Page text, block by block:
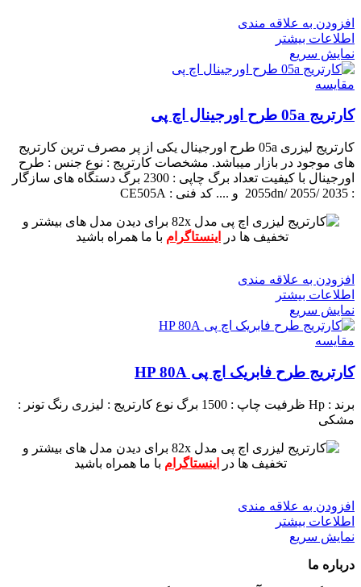
افزودن به علاقه مندی
اطلاعات بیشتر
نمایش سریع
مقايسه
کارتریج 05a طرح اورجینال اچ پی
کارتریج لیزری 05a طرح اورجینال یکی از پر مصرف ترین کارتریج
های موجود در بازار میباشد. مشخصات کارتریج : نوع جنس : طرح
اورجینال با کیفیت تعداد برگ چاپی : 2300 برگ
دستگاه های سازگار
: 2055dn/ 2055/ 2035 و ....
کد فنی : CE505A
برای دیدن مدل های بیشتر و
تخفیف ها در
اینستاگرام با ما همراه باشید
افزودن به علاقه مندی
اطلاعات بیشتر
نمایش سریع
مقايسه
کارتریج طرح فابریک اچ پی HP 80A
برند : Hp ظرفیت چاپ : 1500 برگ نوع کارتریج : لیزری رنگ تونر :
مشکی
برای دیدن مدل های بیشتر و
تخفیف ها در
اینستاگرام با ما همراه باشید
افزودن به علاقه مندی
اطلاعات بیشتر
نمایش سریع
درباره ما